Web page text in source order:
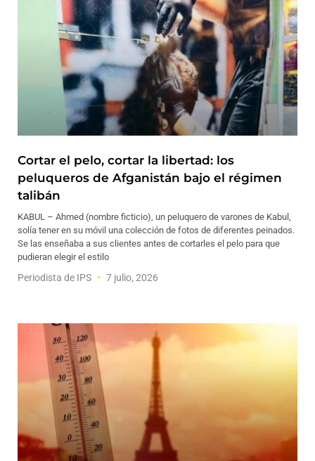
Cortar el pelo, cortar la libertad: los
peluqueros de Afganistán bajo el régimen
talibán
KABUL – Ahmed (nombre ficticio), un peluquero de varones de Kabul,
solía tener en su móvil una colección de fotos de diferentes peinados.
Se las enseñaba a sus clientes antes de cortarles el pelo para que
pudieran elegir el estilo
Periodista de IPS 7 julio, 2026